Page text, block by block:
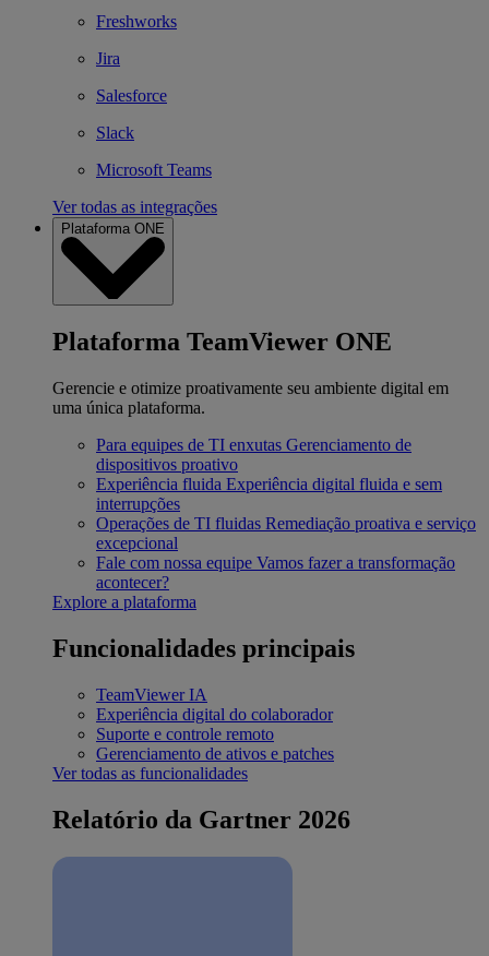
Freshworks
Jira
Salesforce
Slack
Microsoft Teams
Ver todas as integrações
Plataforma ONE
Plataforma TeamViewer ONE
Gerencie e otimize proativamente seu ambiente digital em
uma única plataforma.
Para equipes de TI enxutas Gerenciamento de
dispositivos proativo
Experiência fluida Experiência digital fluida e sem
interrupções
Operações de TI fluidas Remediação proativa e serviço
excepcional
Fale com nossa equipe Vamos fazer a transformação
acontecer?
Explore a plataforma
Funcionalidades principais
TeamViewer IA
Experiência digital do colaborador
Suporte e controle remoto
Gerenciamento de ativos e patches
Ver todas as funcionalidades
Relatório da Gartner 2026